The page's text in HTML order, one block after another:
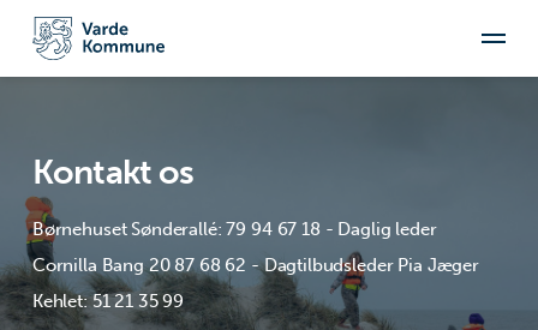
Kontakt os
Børnehuset Sønderallé: 79 94 67 18 - Daglig leder
Cornilla Bang 20 87 68 62 - Dagtilbudsleder Pia Jæger
Kehlet: 51 21 35 99